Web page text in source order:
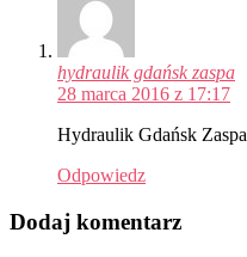
hydraulik gdańsk zaspa
28 marca 2016 z 17:17
Hydraulik Gdańsk Zaspa
Odpowiedz
Dodaj komentarz